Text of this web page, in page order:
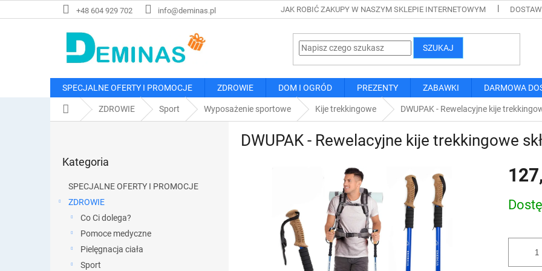
do
+48 604 929 702 info@deminas.pl JAK ROBIĆ ZAKUPY W NASZYM SKLEPIE INTERNETOWYM
SZUKAJ
SPECJALNE OFERTY I PROMOCJE ZDROWIE DOM I OGRÓD PREZENTY ZABAWKI DARMOWA
Home ZDROWIE Sport Wyposażenie sportowe Kije trekkingowe DWUPAK - Rewelacyjne kije
kategorie
Kategoria
SPECJALNE OFERTY I PROMOCJE
ZDROWIE
Co Ci dolega?
Pomoce medyczne
Pielęgnacja ciała
Sport
DWUPAK - Rewelacyjne kije trekkingowe